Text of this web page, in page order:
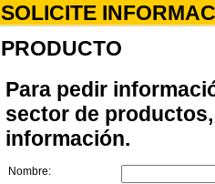
SOLICITE
PRODUCTO
Para pedir
sector de
información.
Nombre: